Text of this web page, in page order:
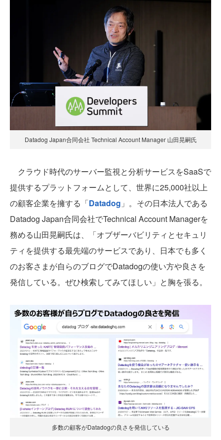
Datadog Japan合同会社 Technical Account Manager 山田晃嗣氏
クラウド時代のサーバー監視と分析サービスをSaaSで
提供するプラットフォームとして、世界に25,000社以上
の顧客企業を擁する「Datadog 」。その日本法人である
Datadog Japan合同会社でTechnical Account Managerを
務める山田晃嗣氏は、「オブザーバビリティとセキュリ
ティを提供する最先端のサービスであり、日本でも多く
のお客さまが自らのブログでDatadogの使い方や良さを
発信している。ぜひ検索してみてほしい」と胸を張る。
多数の顧客がDatadogの良さを発信している